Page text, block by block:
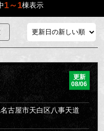
1～1棟表示
更新
08/06
古屋市天白区八事天道